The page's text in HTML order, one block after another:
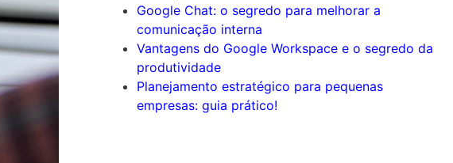
Google Chat: o segredo para melhorar a
comunicação interna
Vantagens do Google Workspace e o segredo da
produtividade
Planejamento estratégico para pequenas
empresas: guia prático!